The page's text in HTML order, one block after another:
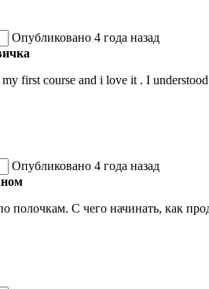
Опубликовано 4 года назад
first course and i love it . I
Опубликовано 4 года назад
полочкам. С чего начинать, как